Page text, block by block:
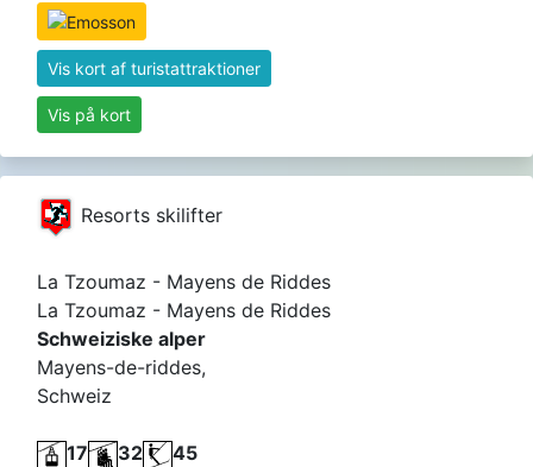
Vis kort af turistattraktioner
Vis på kort
Resorts skilifter
La Tzoumaz - Mayens de Riddes
La Tzoumaz - Mayens de Riddes
Schweiziske alper
Mayens-de-riddes,
Schweiz
17 32
45